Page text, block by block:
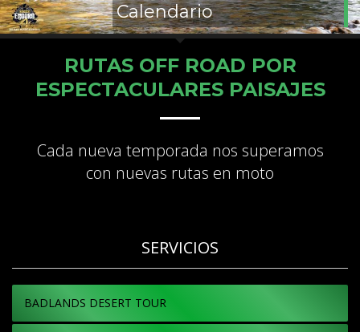
Calendario
RUTAS OFF ROAD POR
ESPECTACULARES PAISAJES
Cada nueva temporada nos superamos
con nuevas rutas en moto
SERVICIOS
BADLANDS DESERT TOUR